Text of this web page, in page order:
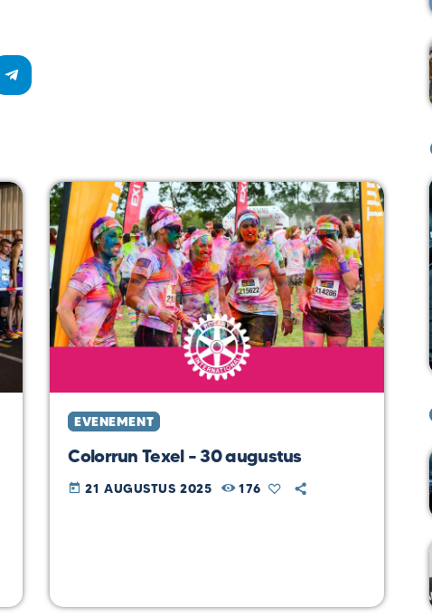
EVENEMENT
Colorrun Texel – 30 augustus
today 21 AUGUSTUS 2025 176